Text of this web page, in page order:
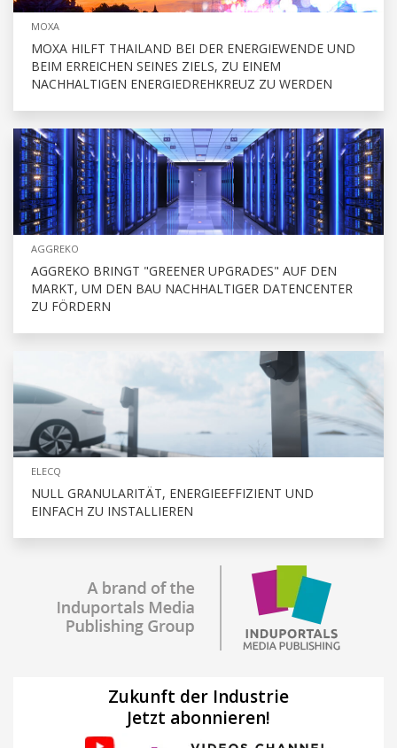
MOXA
MOXA HILFT THAILAND BEI DER ENERGIEWENDE UND
BEIM ERREICHEN SEINES ZIELS, ZU EINEM
NACHHALTIGEN ENERGIEDREHKREUZ ZU WERDEN
AGGREKO
AGGREKO BRINGT "GREENER UPGRADES" AUF DEN
MARKT, UM DEN BAU NACHHALTIGER DATENCENTER
ZU FÖRDERN
ELECQ
NULL GRANULARITÄT, ENERGIEEFFIZIENT UND
EINFACH ZU INSTALLIEREN
Zukunft der Industrie
Jetzt abonnieren!